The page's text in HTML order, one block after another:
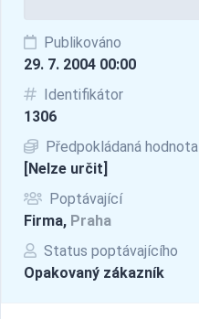
Publikováno
29. 7. 2004 00:00
Identifikátor
1306
Předpokládaná hodnota
[Nelze určit]
Poptávající
Firma, Praha
Status poptávajícího
Opakovaný zákazník